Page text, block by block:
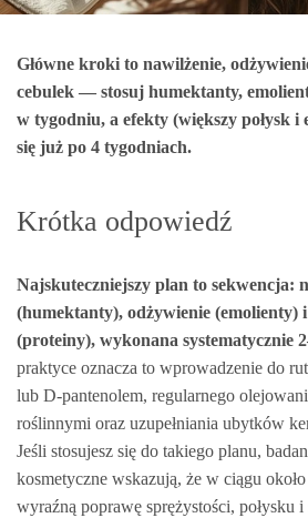
Główne kroki to nawilżenie,
cebulek — stosuj humektanty,
w tygodniu, a efekty (większy połysk i
się już po 4 tygodniach.
Krótka odpowiedź
Najskuteczniejszy plan to sekwencja:
(humektanty), odżywienie (emolienty)
(proteiny), wykonana systematycznie
praktyce oznacza to wprowadzenie do
lub D‑pantenolem, regularnego
roślinnymi oraz uzupełniania ubytków
Jeśli stosujesz się do takiego planu,
kosmetyczne wskazują, że w ciągu
wyraźną poprawę sprężystości, połysku i